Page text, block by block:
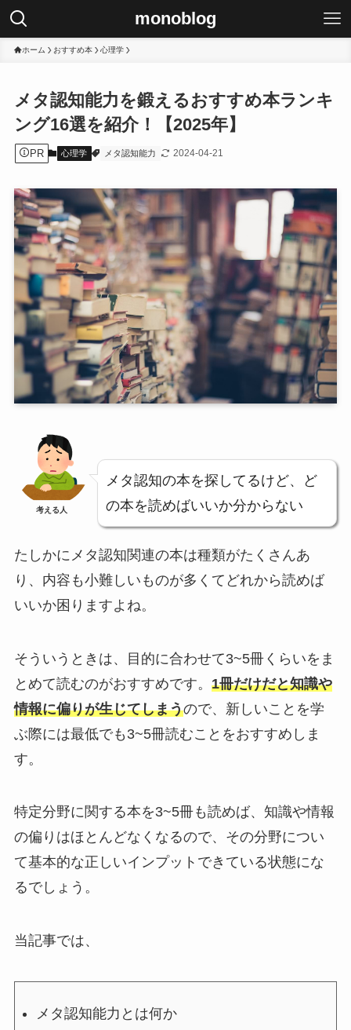
monoblog
ホーム おすすめ本 心理学
メタ認知能力を鍛えるおすすめ本ランキ
ング16選を紹介！【2025年】
PR 心理学 メタ認知能力 2024-04-21
考える人
メタ認知の本を探してるけど、ど
の本を読めばいいか分からない
たしかにメタ認知関連の本は種類がたくさんあ
り、内容も小難しいものが多くてどれから読めば
いいか困りますよね。
そういうときは、目的に合わせて3~5冊くらいをま
とめて読むのがおすすめです。 1冊だけだと知識や
情報に偏りが生じてしまうので、新しいことを学
ぶ際には最低でも3~5冊読むことをおすすめしま
す。
特定分野に関する本を3~5冊も読めば、知識や情報
の偏りはほとんどなくなるので、その分野につい
て基本的な正しいインプットできている状態にな
るでしょう。
当記事では、
メタ認知能力とは何か